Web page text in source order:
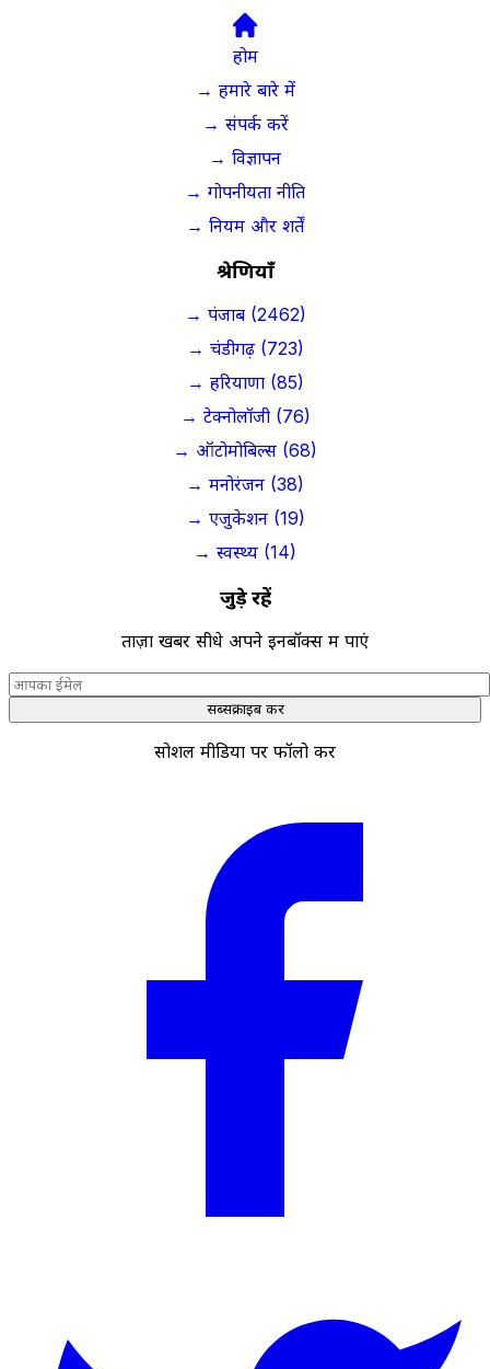
होम
→ हमारे बारे में
→ संपर्क करें
→ विज्ञापन
→ गोपनीयता नीति
→ नियम और शर्तें
श्रेणियाँ
→ पंजाब (2462)
→ चंडीगढ़ (723)
→ हरियाणा (85)
→ टेक्नोलॉजी (76)
→ ऑटोमोबिल्स (68)
→ मनोरंजन (38)
→ एजुकेशन (19)
→ स्वस्थ्य (14)
जुड़े रहें
ताज़ा खबरें सीधे अपने इनबॉक्स में पाएं
सब्सक्राइब करें
सोशल मीडिया पर फॉलो करें